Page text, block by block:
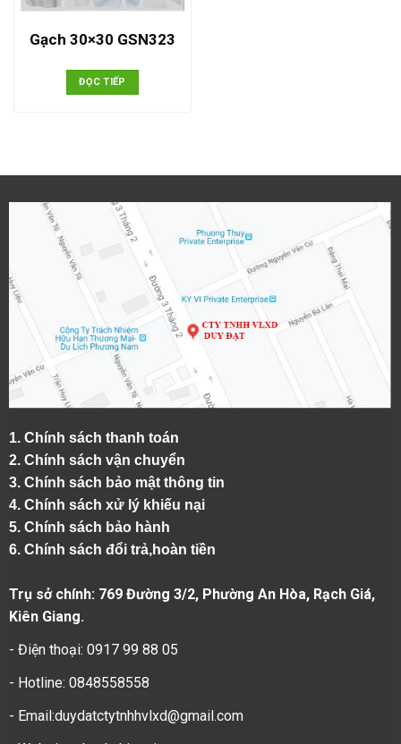
Gạch 30×30 GSN323
ĐỌC TIẾP
1. Chính sách thanh toán
2. Chính sách vận chuyển
3. Chính sách bảo mật thông tin
4. Chính sách xử lý khiếu nại
5. Chính sách bảo hành
6. Chính sách đổi trả,hoàn tiền
Trụ sở chính: 769 Đường 3/2, Phường An Hòa, Rạch Giá,
Kiên Giang.
- Điện thoại: 0917 99 88 05
- Hotline: 0848558558
- Email:duydatctytnhhvlxd@gmail.com